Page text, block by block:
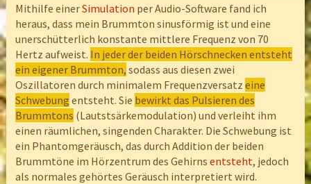
Mithilfe einerSimulation per Audio-Software fand ich
heraus, dass mein Brummton sinusförmig ist und eine
unerschütterlich konstante mittlere Frequenz von 70
Hertz aufweist. In jeder der beiden Hörschnecken entsteht
ein eigener Brummton, sodass aus diesen zwei
Oszillatoren durch minimalem Frequenzversatz eine
Schwebung entsteht. Sie bewirkt das Pulsieren des
Brummtons (Lautstsärkemodulation) und verleiht ihm
einen räumlichen, singenden Charakter. Die Schwebung ist
ein Phantomgeräusch, das durch Addition der beiden
Brummtöne im Hörzentrum des Gehirns entsteht, jedoch
als normales gehörtes Geräusch interpretiert wird.